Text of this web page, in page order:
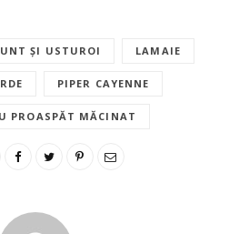
UNT ȘI USTUROI LAMAIE
PIPER CAYENNE
PROASPĂT MĂCINAT